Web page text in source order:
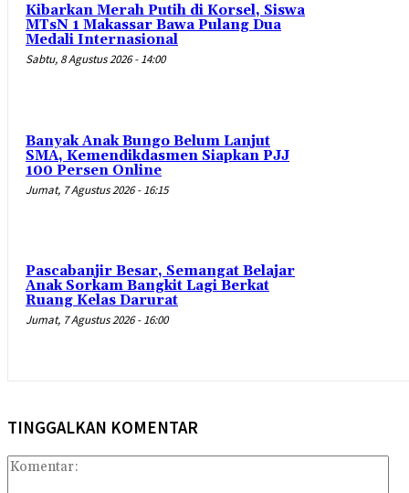
Kibarkan Merah Putih di Korsel, Siswa
MTsN 1 Makassar Bawa Pulang Dua
Medali Internasional
Sabtu, 8 Agustus 2026 - 14:00
Banyak Anak Bungo Belum Lanjut
SMA, Kemendikdasmen Siapkan PJJ
100 Persen Online
Jumat, 7 Agustus 2026 - 16:15
Pascabanjir Besar, Semangat Belajar
Anak Sorkam Bangkit Lagi Berkat
Ruang Kelas Darurat
Jumat, 7 Agustus 2026 - 16:00
TINGGALKAN KOMENTAR